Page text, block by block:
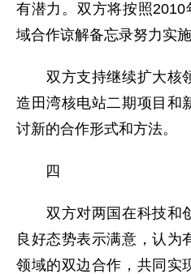
有潜力。双方将按照
域合作谅解备忘录努力实
双方支持继续扩大核
造田湾核电站二期项目和
讨新的合作形式和方法。
四
双方对两国在科技和
良好态势表示满意，认为
领域的双边合作，共同实